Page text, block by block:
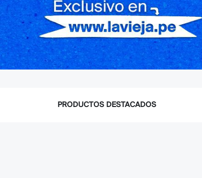
PRODUCTOS DESTACADOS